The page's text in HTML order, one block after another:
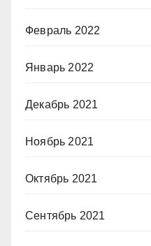
Февраль 2022
Январь 2022
Декабрь 2021
Ноябрь 2021
Октябрь 2021
Сентябрь 2021